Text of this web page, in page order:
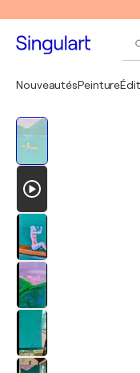
NouveautésPeinture